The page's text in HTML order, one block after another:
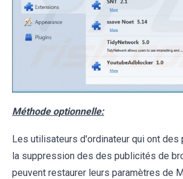
Méthode optionnelle:
Les utilisateurs d'ordinateur qui ont des
la suppression des des publicités de
peuvent restaurer leurs paramètres de